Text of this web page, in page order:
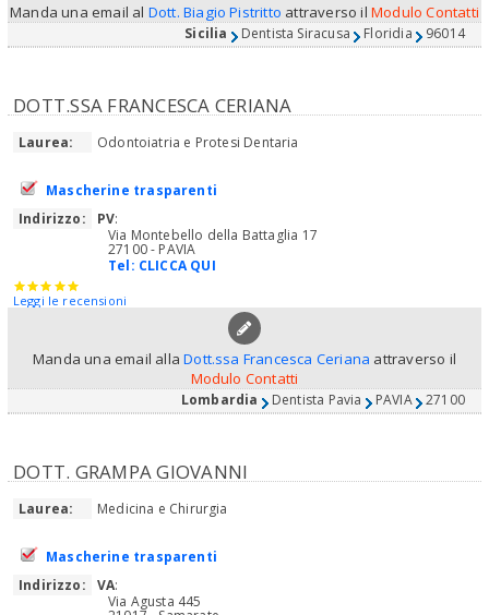
Manda una email al Dott. Biagio Pistritto attraverso ilModulo Contatti
Sicilia Dentista Siracusa Floridia 96014
DOTT.SSA FRANCESCA CERIANA
Laurea: Odontoiatria e Protesi Dentaria
Mascherine trasparenti
Indirizzo:
PV:
Via Montebello della Battaglia 17
27100 - PAVIA
Tel: CLICCA QUI
Leggi le recensioni
Manda una email allaDott.ssa Francesca Ceriana attraverso il
Modulo Contatti
Lombardia Dentista Pavia PAVIA 27100
DOTT. GRAMPA GIOVANNI
Laurea: Medicina e Chirurgia
Mascherine trasparenti
Indirizzo:
VA:
Via Agusta 445